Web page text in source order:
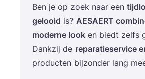
Ben je op zoek naar een
gelooid is? AESAERT
moder­ne look en biedt zelfs
Dank­zij de repa­ra­tie­ser­vi­ce
pro­duc­ten bij­zon­der lang